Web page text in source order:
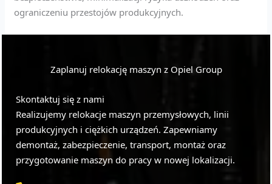
ograniczeniu przestojów produkcyjnych.
Zaplanuj relokację maszyn z Opiel Group
Skontaktuj się z nami
Realizujemy relokacje maszyn przemysłowych, linii
produkcyjnych i ciężkich urządzeń. Zapewniamy
demontaż, zabezpieczenie, transport, montaż oraz
przygotowanie maszyn do pracy w nowej lokalizacji.